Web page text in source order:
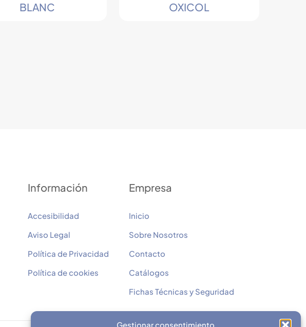
Gestionar consentimiento
BLANC OXICOL
Información
Accesibilidad
Aviso Legal
Política de Privacidad
Política de cookies
Empresa
Inicio
Sobre Nosotros
Contacto
Catálogos
Fichas Técnicas y Seguridad